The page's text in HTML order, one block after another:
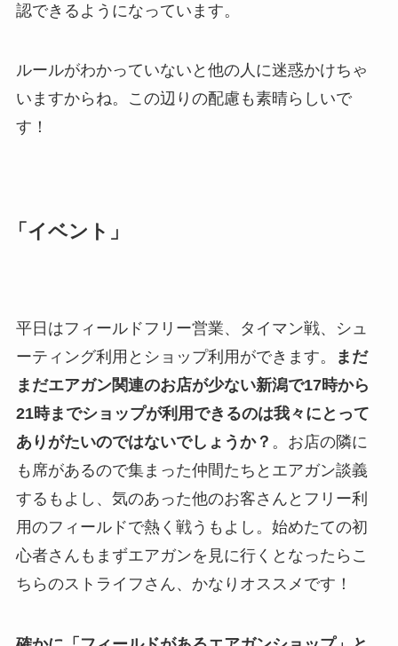
認できるようになっています。
ルールがわかっていないと他の人に迷惑かけちゃ
いますからね。この辺りの配慮も素晴らしいで
す！
「イベント」
平日はフィールドフリー営業、タイマン戦、シュ
ーティング利用とショップ利用ができます。
まだ
まだエアガン関連のお店が少ない新潟で17時から
21時までショップが利用できるのは我々にとって
ありがたいのではないでしょうか？ 。お店の隣に
も席があるので集まった仲間たちとエアガン談義
するもよし、気のあった他のお客さんとフリー利
用のフィールドで熱く戦うもよし。始めたての初
心者さんもまずエアガンを見に行くとなったらこ
ちらのストライフさん、かなりオススメです！